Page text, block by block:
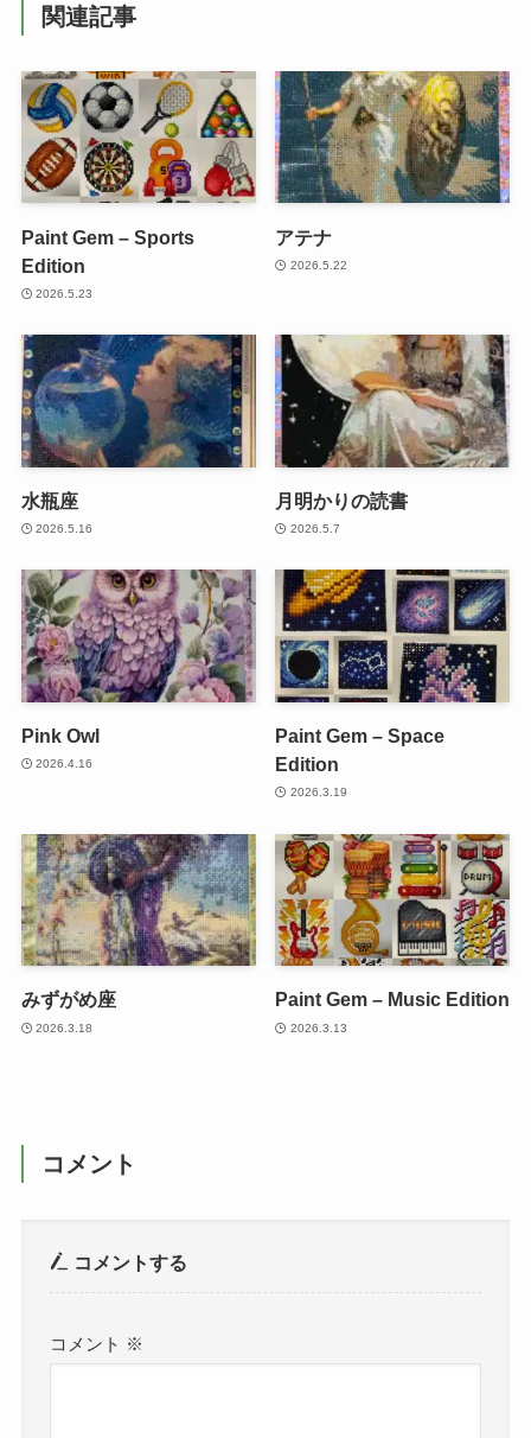
関連記事
Paint Gem – Sports
Edition
2026.5.23
アテナ
2026.5.22
水瓶座
2026.5.16
月明かりの読書
2026.5.7
Pink Owl
2026.4.16
Paint Gem – Space
Edition
2026.3.19
みずがめ座
2026.3.18
Paint Gem – Music Edition
2026.3.13
コメント
コメントする
コメント ※